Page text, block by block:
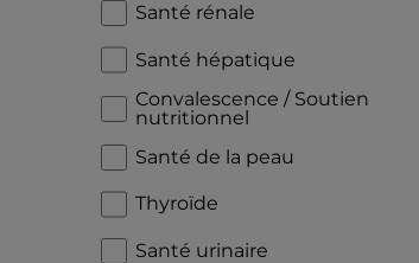
Santé rénale
Santé hépatique
Convalescence / Soutien
nutritionnel
Santé de la peau
Thyroïde
Santé urinaire